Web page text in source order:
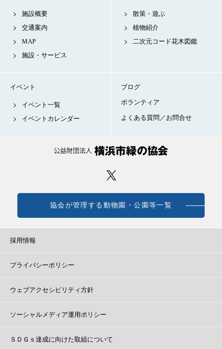
施設概要
交通案内
MAP
施設・サービス
散策・遊ぶ
植物紹介
二次元コード花木図鑑
イベント
イベント一覧
イベントカレンダー
ブログ
ボランティア
よくある質問／お問合せ
協会が管理する動物園・公園等一覧
採用情報
プライバシーポリシー
ウェブアクセシビリティ方針
ソーシャルメディア運用ポリシー
ＳＤＧｓ達成に向けた取組について